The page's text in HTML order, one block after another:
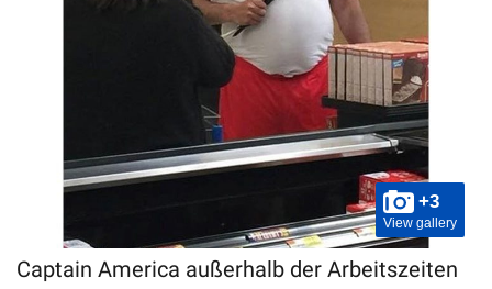
+3
View gallery
Captain America außerhalb der Arbeitszeiten